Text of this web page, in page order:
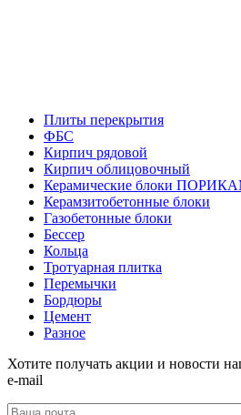
Плиты перекрытия
ФБС
Кирпич рядовой
Кирпич облицовочный
Керамические блоки
Керамзитобетонные блоки
Газобетонные блоки
Бессер
Кольца
Тротуарная плитка
Перемычки
Бордюры
Цемент
Разное
Хотите получать акции и новости
e-mail